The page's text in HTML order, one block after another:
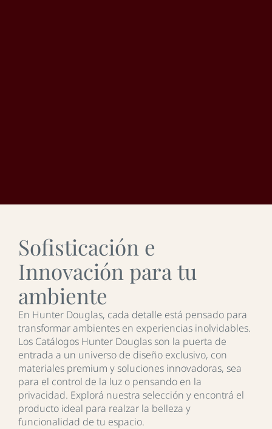
Sofisticación e
Innovación para tu
ambiente
En Hunter Douglas, cada detalle está pensado para
transformar ambientes en experiencias inolvidables.
Los Catálogos Hunter Douglas son la puerta de
entrada a un universo de diseño exclusivo, con
materiales premium y soluciones innovadoras, sea
para el control de la luz o pensando en la
privacidad. Explorá nuestra selección y encontrá el
producto ideal para realzar la belleza y
funcionalidad de tu espacio.